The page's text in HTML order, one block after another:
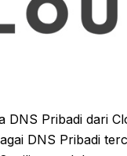
DNS Pribadi dari
DNS Pribadi